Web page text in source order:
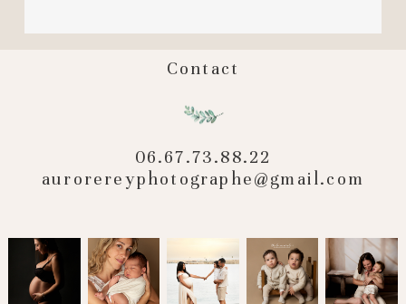
Contact
06.67.73.88.22
aurorereyphotographe@gmail.com